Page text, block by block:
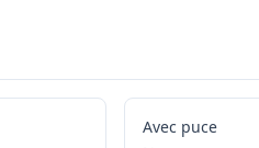
Avec puce